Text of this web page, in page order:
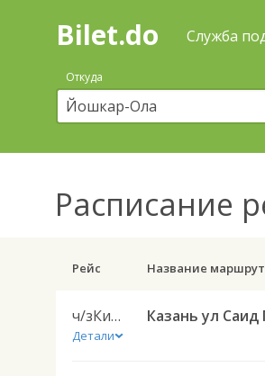
Поиск
покупка
билетов
автобус
онлайн
Bilet.do Служба
Откуда
Расписание
Рейс Название
ч/зКиров
Детали